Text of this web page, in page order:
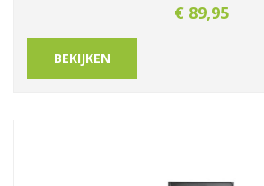
€ 89,95
BEKIJKEN